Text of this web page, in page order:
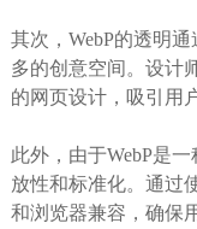
其次，WebP的透明
多的创意空间。设计
的网页设计，吸引用
此外，由于WebP是
放性和标准化。通过
和浏览器兼容，确保